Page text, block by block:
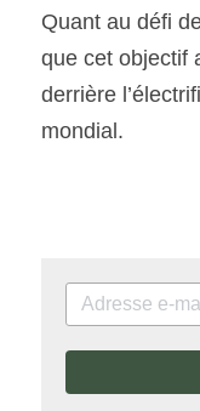
Quant au défi
que cet objectif
derrière
mondial.